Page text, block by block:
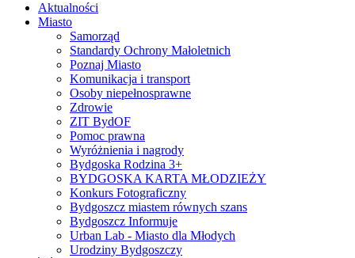
Aktualności
Miasto
Samorząd
Standardy Ochrony Małoletnich
Poznaj Miasto
Komunikacja i transport
Osoby niepełnosprawne
Zdrowie
ZIT BydOF
Pomoc prawna
Wyróżnienia i nagrody
Bydgoska Rodzina 3+
BYDGOSKA KARTA MŁODZIEŻY
Konkurs Fotograficzny
Bydgoszcz miastem równych szans
Bydgoszcz Informuje
Urban Lab - Miasto dla Młodych
Urodziny Bydgoszczy